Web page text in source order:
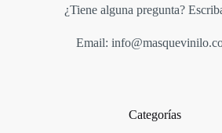
¿Tiene alguna pregunta?
Email:
Categorías